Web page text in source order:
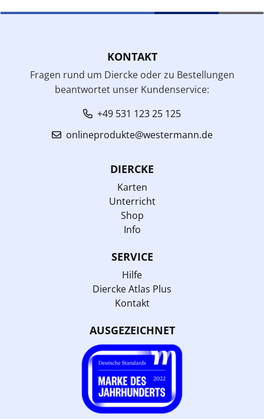
KONTAKT
Fragen rund um Diercke oder zu Bestellungen
beantwortet unser Kundenservice:
+49 531 123 25 125
onlineprodukte@westermann.de
DIERCKE
Karten
Unterricht
Shop
Info
SERVICE
Hilfe
Diercke Atlas Plus
Kontakt
AUSGEZEICHNET